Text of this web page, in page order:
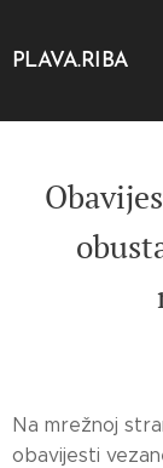
PLAVA.RIBA
Na mrežnoj
obavijesti